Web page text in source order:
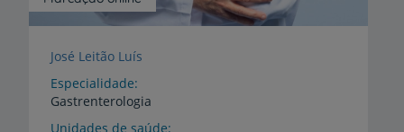
José Leitão Luís
Especialidade
Gastrenterologia
Unidades de saúde